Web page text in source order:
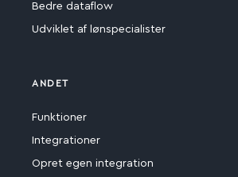
Bedre dataflow
Udviklet af lønspecialister
ANDET
Funktioner
Integrationer
Opret egen integration